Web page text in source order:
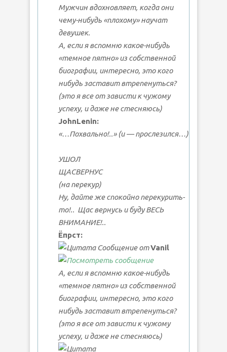
Мужчин вдохновляет, когда они
чему-нибудь «плохому» научат
девушек.
А, если я вспомню какое-нибудь
«темное пятно» из собственной
биографии, интересно, это кого
нибудь заставит втрепенуться?
(это я все от зависти к чужому
успеху, и даже не стесняюсь)
JohnLenin:
«…Похвально!..» (и — прослезился…)
УШОЛ
ЩАСВЕРНУС
(на перекур)
Ну, дайте же спокойно перекурить-
то!.. Щас вернусь и будуВЕСЬ
ВНИМАНИЕ!..
Ёпрст:
Сообщение отVanil
А, если я вспомню какое-нибудь
«темное пятно» из собственной
биографии, интересно, это кого
нибудь заставит втрепенуться?
(это я все от зависти к чужому
успеху, и даже не стесняюсь)